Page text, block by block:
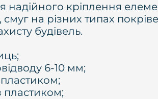
кріплення
на різних типах
будівель.
6-10 мм;
;
пластиком;